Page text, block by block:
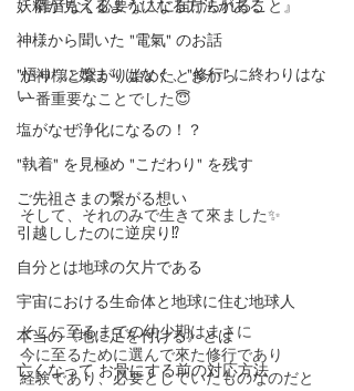
妖精が見えるようになる方法がある
神様から聞いた "電氣" のお話
"悟り" に始まりはなく、"修行" に終わりはな
い
塩がなぜ浄化になるの！？
"執着" を見極め "こだわり" を残す
ご先祖さまの繋がる想い
引越ししたのに逆戻り⁉️
自分とは地球の欠片である
宇宙における生命体と地球に住む地球人
本当の《地に足を付ける》とは
亡くなって お骨にする前の対応方法
雑音なく必要な人に届けられること』
が神様と繋がり始めたときから
一番重要なことでした😇
そして、それのみで生きて來ました✨
そこに至るまでの幼少期はまさに
今に至るために選んで來た修行であり
経験であり、必要としていたものなのだと